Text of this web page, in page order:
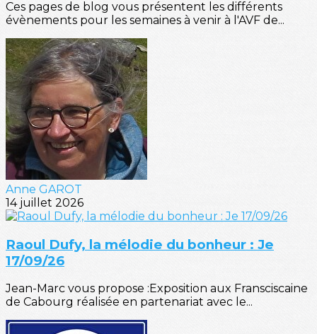
Ces pages de blog vous présentent les différents
évènements pour les semaines à venir à l'AVF de...
Anne GAROT
14 juillet 2026
Raoul Dufy, la mélodie du bonheur : Je
17/09/26
Jean-Marc vous propose :Exposition aux Fransciscaine
de Cabourg réalisée en partenariat avec le...